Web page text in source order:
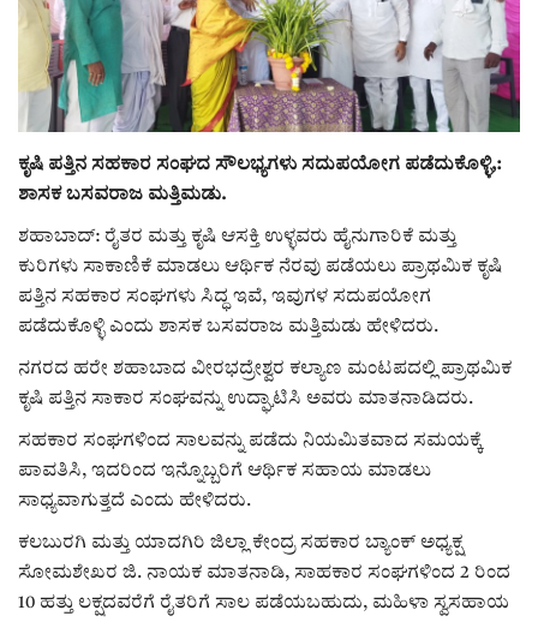
ರಾಜಕೀಯ
ಸುದ್ದಿ
e-paper (ಇ–ಪೇಪರ್‌)
ಪುಸ್ತಕ ಪರಿಚಯ
ಅಂಕಣ
ಸಾಧಕರ ಪರಿಚಯ
ಪತ್ರಕರ್ತರ ಪರಿಚಯ
ಸಂಪಾದಕೀಯ
ಕವನ
Digital Subscription
ಕೃಷಿ ಪತ್ತಿನ ಸಹಕಾರ ಸಂಘದ ಸೌಲಭ್ಯಗಳು ಸದುಪಯೋಗ ಪಡೆದುಕೊಳ್ಳಿ,:
ಶಾಸಕ ಬಸವರಾಜ ಮತ್ತಿಮಡು.
ಶಹಾಬಾದ್: ರೈತರ ಮತ್ತು ಕೃಷಿ ಆಸಕ್ತಿ ಉಳ್ಳವರು ಹೈನುಗಾರಿಕೆ ಮತ್ತು
ಕುರಿಗಳು ಸಾಕಾಣಿಕೆ ಮಾಡಲು ಆರ್ಥಿಕ ನೆರವು ಪಡೆಯಲು ಪ್ರಾಥಮಿಕ ಕೃಷಿ
ಪತ್ತಿನ ಸಹಕಾರ ಸಂಘಗಳು ಸಿದ್ಧ ಇವೆ, ಇವುಗಳ ಸದುಪಯೋಗ
ಪಡೆದುಕೊಳ್ಳಿ ಎಂದು ಶಾಸಕ ಬಸವರಾಜ ಮತ್ತಿಮಡು ಹೇಳಿದರು.
ನಗರದ ಹರೇ ಶಹಾಬಾದ ವೀರಭದ್ರೇಶ್ವರ ಕಲ್ಯಾಣ ಮಂಟಪದಲ್ಲಿ ಪ್ರಾಥಮಿಕ
ಕೃಷಿ ಪತ್ತಿನ ಸಾಕಾರ ಸಂಘವನ್ನು ಉದ್ಘಾಟಿಸಿ ಅವರು ಮಾತನಾಡಿದರು.
ಸಹಕಾರ ಸಂಘಗಳಿಂದ ಸಾಲವನ್ನು ಪಡೆದು ನಿಯಮಿತವಾದ ಸಮಯಕ್ಕೆ
ಪಾವತಿಸಿ, ಇದರಿಂದ ಇನ್ನೊಬ್ಬರಿಗೆ ಆರ್ಥಿಕ ಸಹಾಯ ಮಾಡಲು
ಸಾಧ್ಯವಾಗುತ್ತದೆ ಎಂದು ಹೇಳಿದರು.
ಕಲಬುರಗಿ ಮತ್ತು ಯಾದಗಿರಿ ಜಿಲ್ಲಾ ಕೇಂದ್ರ ಸಹಕಾರ ಬ್ಯಾಂಕ್ ಅಧ್ಯಕ್ಷ
ಸೋಮಶೇಖರ ಜಿ. ನಾಯಕ ಮಾತನಾಡಿ, ಸಾಹಕಾರ ಸಂಘಗಳಿಂದ 2 ರಿಂದ
10 ಹತ್ತು ಲಕ್ಷದವರೆಗೆ ರೈತರಿಗೆ ಸಾಲ ಪಡೆಯಬಹುದು, ಮಹಿಳಾ ಸ್ವಸಹಾಯ